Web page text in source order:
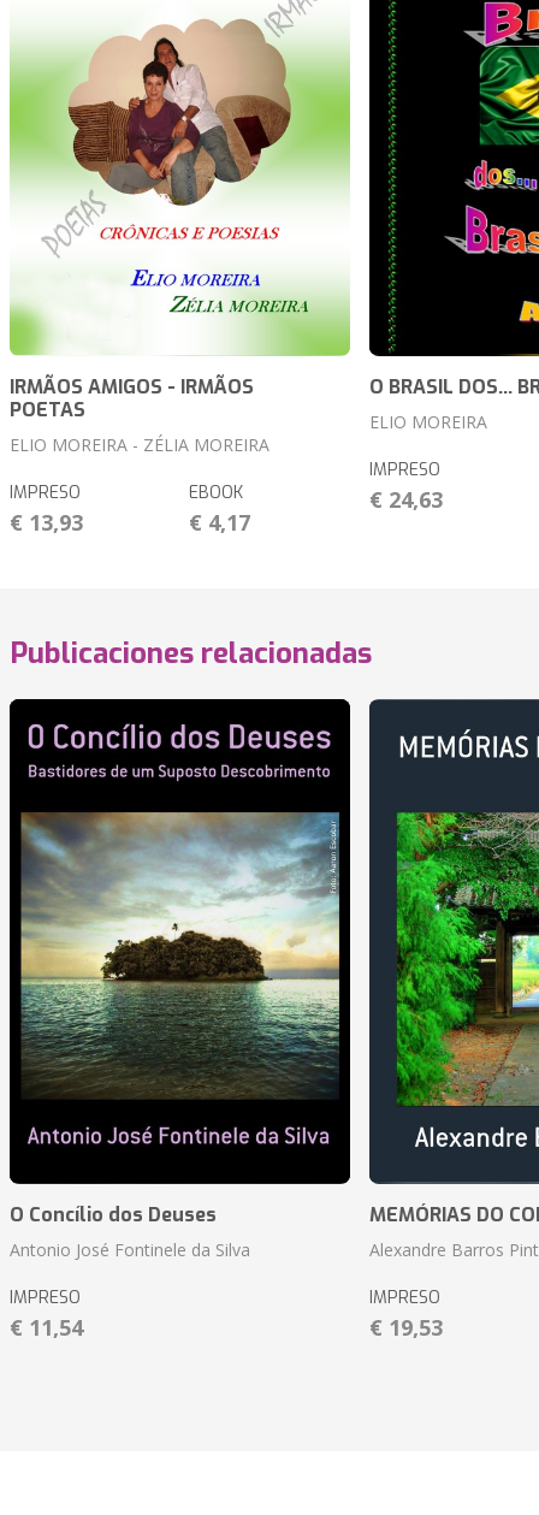
IRMÃOS AMIGOS - IRMÃOS
POETAS
ELIO MOREIRA - ZÉLIA MOREIRA
IMPRESO
€ 13,93
EBOOK
€ 4,17
O BRASIL DOS...
ELIO MOREIRA
IMPRESO
€ 24,63
Publicaciones relacionadas
O Concílio dos Deuses
Antonio José Fontinele da Silva
IMPRESO
€ 11,54
MEMÓRIAS DO
Alexandre Barros
IMPRESO
€ 19,53